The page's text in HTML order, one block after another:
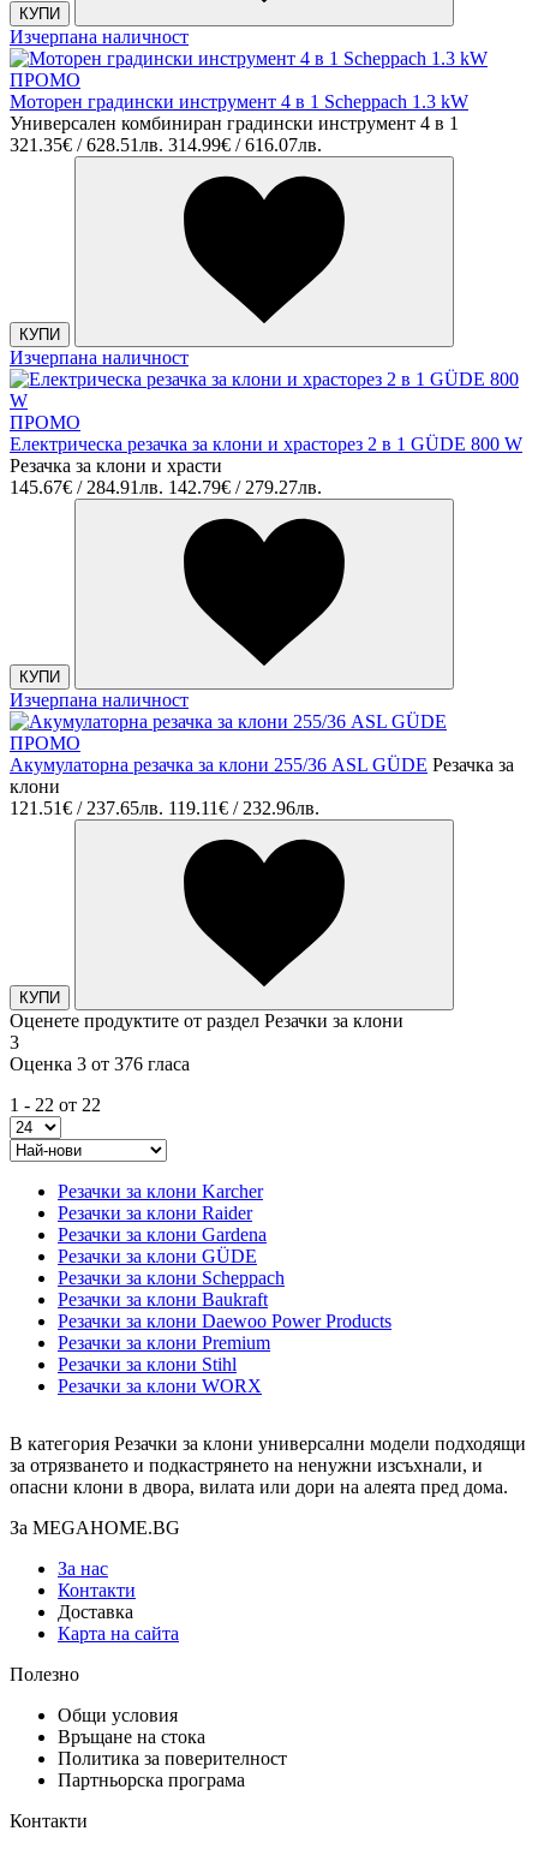
КУПИ
Изчерпана наличност
ПРОМО
Моторен градински инструмент 4 в 1 Scheppach 1.3 kW
Универсален комбиниран градински инструмент 4 в 1
321.35€ / 628.51лв. 314.99€ / 616.07лв.
КУПИ
Изчерпана наличност
ПРОМО
Електрическа резачка за клони и храсторез 2 в 1 GÜDE 800 W
Резачка за клони и храсти
145.67€ / 284.91лв. 142.79€ / 279.27лв.
КУПИ
Изчерпана наличност
ПРОМО
Акумулаторна резачка за клони 255/36 ASL GÜDE Резачка за
клони
121.51€ / 237.65лв. 119.11€ / 232.96лв.
КУПИ
Оценете продуктите от раздел Резачки за клони
3
Оценка 3 от 376 гласа
1 - 22 от 22
Резачки за клони Karcher
Резачки за клони Raider
Резачки за клони Gardena
Резачки за клони GÜDE
Резачки за клони Scheppach
Резачки за клони Baukraft
Резачки за клони Daewoo Power Products
Резачки за клони Premium
Резачки за клони Stihl
Резачки за клони WORX
В категория Резачки за клони универсални модели подходящи
за отрязването и подкастрянето на ненужни изсъхнали, и
опасни клони в двора, вилата или дори на алеята пред дома.
За MEGAHOME.BG
За нас
Контакти
Доставка
Карта на сайта
Полезно
Общи условия
Връщане на стока
Политика за поверителност
Партньорска програма
Контакти